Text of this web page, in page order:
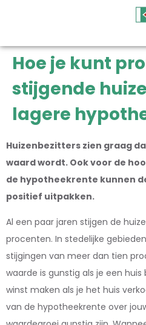
Hoe je kunt
stijgende
lagere
Huizenbezitters zien graag
waard wordt. Ook voor de
de hypotheekrente kunnen
positief uitpakken.
Al een paar jaren stijgen de
procenten. In stedelijke
stijgingen van meer dan tien
waarde is gunstig als je een
winst maken als je het huis
van de hypotheekrente over